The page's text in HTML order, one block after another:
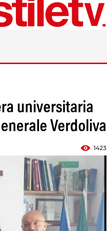
universitaria
Verdoliva
1423